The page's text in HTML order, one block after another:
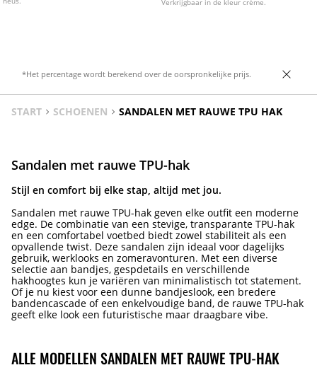
Verkrijgbaar in de kleur crème.
*Het percentage wordt berekend over de oorspronkelijke prijs.
START SCHOENEN SANDALEN MET RAUWE TPU HAK
Sandalen met rauwe TPU-hak
Stijl en comfort bij elke stap, altijd met jou.
Sandalen met rauwe TPU-hak geven elke outfit een moderne
edge. De combinatie van een stevige, transparante TPU-hak
en een comfortabel voetbed biedt zowel stabiliteit als een
opvallende twist. Deze sandalen zijn ideaal voor dagelijks
gebruik, werklooks en zomeravonturen. Met een diverse
selectie aan bandjes, gespdetails en verschillende
hakhoogtes kun je variëren van minimalistisch tot statement.
Of je nu kiest voor een dunne bandjeslook, een bredere
bandencascade of een enkelvoudige band, de rauwe TPU-hak
geeft elke look een futuristische maar draagbare vibe.
ALLE MODELLEN SANDALEN MET RAUWE TPU-HAK